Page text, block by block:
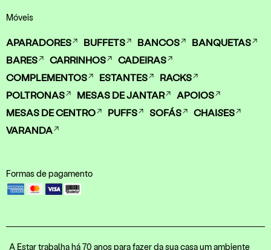
Móveis
APARADORES BUFFETS BANCOS
BANQUETAS
BARES
CARRINHOS
CADEIRAS
COMPLEMENTOS
ESTANTES
RACKS
POLTRONAS
MESAS DE JANTAR
APOIOS
MESAS DE CENTRO
PUFFS SOFÁS
CHAISES
VARANDA
Formas de pagamento
A Estar trabalha há 70 anos para fazer da sua casa um ambiente